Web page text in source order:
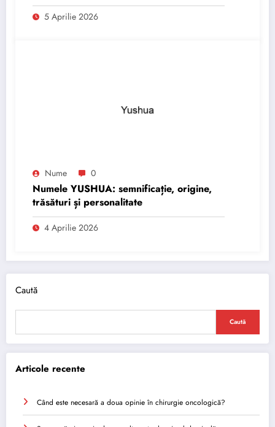
5 Aprilie 2026
Nume 0
Numele YUSHUA: semnificație, origine,
trăsături și personalitate
4 Aprilie 2026
Caută
Caută
Articole recente
Când este necesară a doua opinie în chirurgie oncologică?